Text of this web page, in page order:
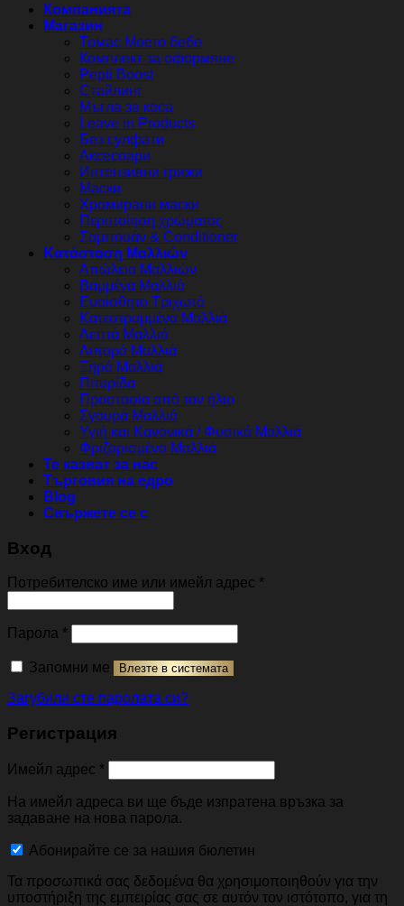
Компанията
Магазин
Томас Моето бебе
Комплект за оформяне
Pepti Boost
Стайлинг
Мъгла за коса
Leave in Products
Без сулфати
Аксесоари
Интензивни грижи
Маски
Хромирани маски
Περιποίηση χρώματος
Σαμπουάν & Conditioner
Κατάσταση Μαλλιών
Απώλεια Μαλλιών
Βαμμένα Μαλλιά
Ευαίσθητο Τριχωτό
Κατεστραμμένα Μαλλιά
Λεπτά Μαλλιά
Λιπαρά Μαλλιά
Ξηρά Μαλλιά
Πιτυρίδα
Προστασία από τον ήλιο
Σγουρά Μαλλιά
Υγιή και Κανονικά / Φυσικά Μαλλιά
Φριζαρισμένα Μαλλιά
Те казват за нас
Търговия на едро
Blog
Свържете се с
Вход
Потребителско име или имейл адрес *Задължително
Парола *Задължително
Запомни ме Влезте в системата
Загубили сте паролата си?
Регистрация
Имейл адрес *Задължително
На имейл адреса ви ще бъде изпратена връзка за
задаване на нова парола.
Абонирайте се за нашия бюлетин
Τα προσωπικά σας δεδομένα θα χρησιμοποιηθούν για την
υποστήριξη της εμπειρίας σας σε αυτόν τον ιστότοπο, για τη